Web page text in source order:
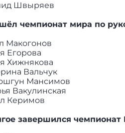
Швыряев
чемпионат мира по
Макогонов
Егорова
Хижнякова
Вальчук
Мансимов
Вакулинская
Керимов
завершился чемпионат